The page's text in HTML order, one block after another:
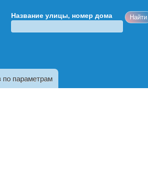
Название улицы, номер дома
параметрам